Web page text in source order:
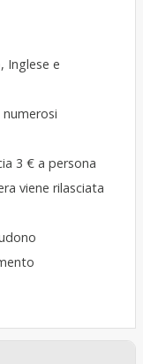
Inglese e
3 € a persona
viene rilasciata